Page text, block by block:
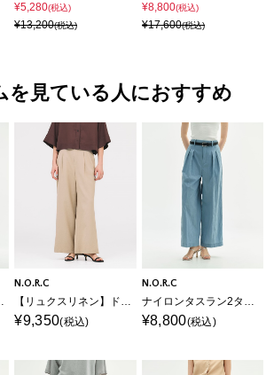
¥5,280(税込)
¥13,200(税込)
¥8,800(税込)
¥17,600(税込)
を見ている人におすすめ
ジーパンツ
N.O.R.C
【リュクスリネン】ドロストワイドパンツ
¥9,350(税込)
N.O.R.C
ナイロンタスラン2タックルーミーパンツ【AIRY MOTION】
¥8,800(税込)